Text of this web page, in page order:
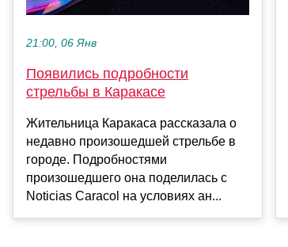
21:00, 06 Янв
Появились подробности
стрельбы в Каракасе
Жительница Каракаса рассказала о
недавно произошедшей стрельбе в
городе. Подробностями
произошедшего она поделилась с
Noticias Caracol на условиях ан...